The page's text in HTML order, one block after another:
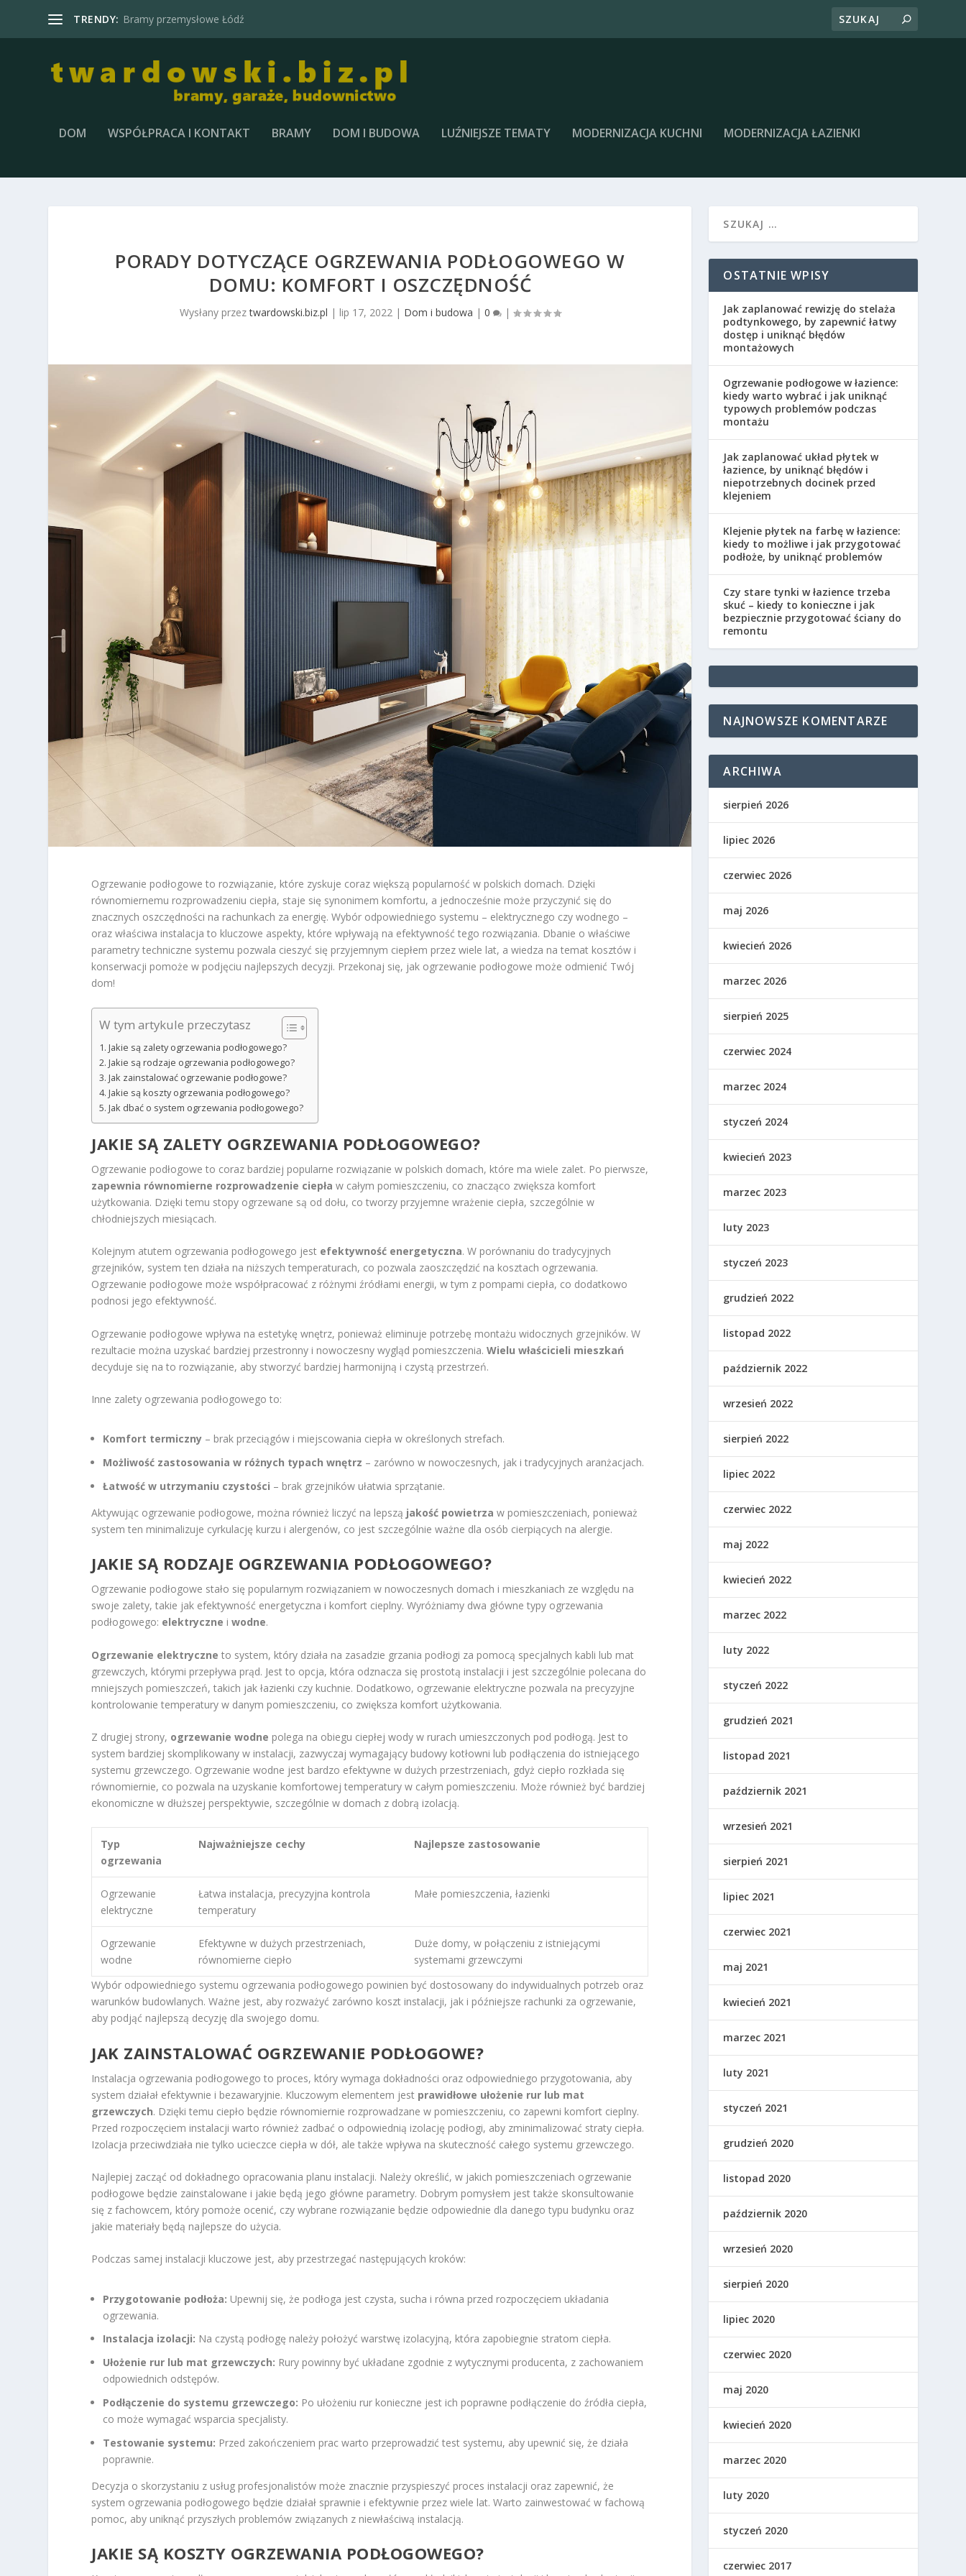
TRENDY: Brama garażowa segmentowa
DOM WSPÓŁPRACA I KONTAKT BRAMY DOM I BUDOWA LUŹNIEJSZE TEMATY MODERNIZACJA KUCHNI MODERNIZACJA ŁAZIENKI
PORADY DOTYCZĄCE OGRZEWANIA PODŁOGOWEGO W
DOMU: KOMFORT I OSZCZĘDNOŚĆ
Wysłany przeztwardowski.biz.pl | lip 17, 2022| Dom i budowa | 0 |
Ogrzewanie podłogowe to rozwiązanie, które zyskuje coraz większą popularność w polskich domach. Dzięki
równomiernemu rozprowadzeniu ciepła, staje się synonimem komfortu, a jednocześnie może przyczynić się do
znacznych oszczędności na rachunkach za energię. Wybór odpowiedniego systemu – elektrycznego czy wodnego –
oraz właściwa instalacja to kluczowe aspekty, które wpływają na efektywność tego rozwiązania. Dbanie o właściwe
parametry techniczne systemu pozwala cieszyć się przyjemnym ciepłem przez wiele lat, a wiedza na temat kosztów i
konserwacji pomoże w podjęciu najlepszych decyzji. Przekonaj się, jak ogrzewanie podłogowe może odmienić Twój
dom!
W tym artykule przeczytasz
Jakie są zalety ogrzewania podłogowego?
Jakie są rodzaje ogrzewania podłogowego?
Jak zainstalować ogrzewanie podłogowe?
Jakie są koszty ogrzewania podłogowego?
Jak dbać o system ogrzewania podłogowego?
JAKIE SĄ ZALETY OGRZEWANIA PODŁOGOWEGO?
Ogrzewanie podłogowe to coraz bardziej popularne rozwiązanie w polskich domach, które ma wiele zalet. Po pierwsze,
zapewnia równomierne rozprowadzenie ciepła w całym pomieszczeniu, co znacząco zwiększa komfort
użytkowania. Dzięki temu stopy ogrzewane są od dołu, co tworzy przyjemne wrażenie ciepła, szczególnie w
chłodniejszych miesiącach.
Kolejnym atutem ogrzewania podłogowego jest efektywność energetyczna. W porównaniu do tradycyjnych
grzejników, system ten działa na niższych temperaturach, co pozwala zaoszczędzić na kosztach ogrzewania.
Ogrzewanie podłogowe może współpracować z różnymi źródłami energii, w tym z pompami ciepła, co dodatkowo
podnosi jego efektywność.
Ogrzewanie podłogowe wpływa na estetykę wnętrz, ponieważ eliminuje potrzebę montażu widocznych grzejników. W
rezultacie można uzyskać bardziej przestronny i nowoczesny wygląd pomieszczenia.Wielu właścicieli mieszkań
decyduje się na to rozwiązanie, aby stworzyć bardziej harmonijną i czystą przestrzeń.
Inne zalety ogrzewania podłogowego to:
Komfort termiczny – brak przeciągów i miejscowania ciepła w określonych strefach.
Możliwość zastosowania w różnych typach wnętrz – zarówno w nowoczesnych, jak i tradycyjnych aranżacjach.
Łatwość w utrzymaniu czystości – brak grzejników ułatwia sprzątanie.
Aktywując ogrzewanie podłogowe, można również liczyć na lepszą jakość powietrza w pomieszczeniach, ponieważ
system ten minimalizuje cyrkulację kurzu i alergenów, co jest szczególnie ważne dla osób cierpiących na alergie.
JAKIE SĄ RODZAJE OGRZEWANIA PODŁOGOWEGO?
Ogrzewanie podłogowe stało się popularnym rozwiązaniem w nowoczesnych domach i mieszkaniach ze względu na
swoje zalety, takie jak efektywność energetyczna i komfort cieplny. Wyróżniamy dwa główne typy ogrzewania
podłogowego: elektryczne iwodne.
Ogrzewanie elektryczne to system, który działa na zasadzie grzania podłogi za pomocą specjalnych kabli lub mat
grzewczych, którymi przepływa prąd. Jest to opcja, która odznacza się prostotą instalacji i jest szczególnie polecana do
mniejszych pomieszczeń, takich jak łazienki czy kuchnie. Dodatkowo, ogrzewanie elektryczne pozwala na precyzyjne
kontrolowanie temperatury w danym pomieszczeniu, co zwiększa komfort użytkowania.
Z drugiej strony, ogrzewanie wodne polega na obiegu ciepłej wody w rurach umieszczonych pod podłogą. Jest to
system bardziej skomplikowany w instalacji, zazwyczaj wymagający budowy kotłowni lub podłączenia do istniejącego
systemu grzewczego. Ogrzewanie wodne jest bardzo efektywne w dużych przestrzeniach, gdyż ciepło rozkłada się
równomiernie, co pozwala na uzyskanie komfortowej temperatury w całym pomieszczeniu. Może również być bardziej
ekonomiczne w dłuższej perspektywie, szczególnie w domach z dobrą izolacją.
Typ
ogrzewania
Najważniejsze cechy Najlepsze zastosowanie
Ogrzewanie
elektryczne
Łatwa instalacja, precyzyjna kontrola
temperatury
Małe pomieszczenia, łazienki
Ogrzewanie
wodne
Efektywne w dużych przestrzeniach,
równomierne ciepło
Duże domy, w połączeniu z istniejącymi
systemami grzewczymi
Wybór odpowiedniego systemu ogrzewania podłogowego powinien być dostosowany do indywidualnych potrzeb oraz
warunków budowlanych. Ważne jest, aby rozważyć zarówno koszt instalacji, jak i późniejsze rachunki za ogrzewanie,
aby podjąć najlepszą decyzję dla swojego domu.
JAK ZAINSTALOWAĆ OGRZEWANIE PODŁOGOWE?
Instalacja ogrzewania podłogowego to proces, który wymaga dokładności oraz odpowiedniego przygotowania, aby
system działał efektywnie i bezawaryjnie. Kluczowym elementem jest prawidłowe ułożenie rur lub mat
grzewczych. Dzięki temu ciepło będzie równomiernie rozprowadzane w pomieszczeniu, co zapewni komfort cieplny.
Przed rozpoczęciem instalacji warto również zadbać o odpowiednią izolację podłogi, aby zminimalizować straty ciepła.
Izolacja przeciwdziała nie tylko ucieczce ciepła w dół, ale także wpływa na skuteczność całego systemu grzewczego.
Najlepiej zacząć od dokładnego opracowania planu instalacji. Należy określić, w jakich pomieszczeniach ogrzewanie
podłogowe będzie zainstalowane i jakie będą jego główne parametry. Dobrym pomysłem jest także skonsultowanie
się z fachowcem, który pomoże ocenić, czy wybrane rozwiązanie będzie odpowiednie dla danego typu budynku oraz
jakie materiały będą najlepsze do użycia.
Podczas samej instalacji kluczowe jest, aby przestrzegać następujących kroków:
Przygotowanie podłoża: Upewnij się, że podłoga jest czysta, sucha i równa przed rozpoczęciem układania
ogrzewania.
Instalacja izolacji: Na czystą podłogę należy położyć warstwę izolacyjną, która zapobiegnie stratom ciepła.
Ułożenie rur lub mat grzewczych: Rury powinny być układane zgodnie z wytycznymi producenta, z zachowaniem
odpowiednich odstępów.
Podłączenie do systemu grzewczego: Po ułożeniu rur konieczne jest ich poprawne podłączenie do źródła ciepła,
co może wymagać wsparcia specjalisty.
Testowanie systemu: Przed zakończeniem prac warto przeprowadzić test systemu, aby upewnić się, że działa
poprawnie.
Decyzja o skorzystaniu z usług profesjonalistów może znacznie przyspieszyć proces instalacji oraz zapewnić, że
system ogrzewania podłogowego będzie działał sprawnie i efektywnie przez wiele lat. Warto zainwestować w fachową
pomoc, aby uniknąć przyszłych problemów związanych z niewłaściwą instalacją.
JAKIE SĄ KOSZTY OGRZEWANIA PODŁOGOWEGO?
OSTATNIE WPISY
Jak zaplanować rewizję do stelaża
podtynkowego, by zapewnić łatwy
dostęp i uniknąć błędów
montażowych
Ogrzewanie podłogowe w łazience:
kiedy warto wybrać i jak uniknąć
typowych problemów podczas
montażu
Jak zaplanować układ płytek w
łazience, by uniknąć błędów i
niepotrzebnych docinek przed
klejeniem
Klejenie płytek na farbę w łazience:
kiedy to możliwe i jak przygotować
podłoże, by uniknąć problemów
Czy stare tynki w łazience trzeba
skuć – kiedy to konieczne i jak
bezpiecznie przygotować ściany do
remontu
NAJNOWSZE KOMENTARZE
ARCHIWA
sierpień 2026
lipiec 2026
czerwiec 2026
maj 2026
kwiecień 2026
marzec 2026
sierpień 2025
czerwiec 2024
marzec 2024
styczeń 2024
kwiecień 2023
marzec 2023
luty 2023
styczeń 2023
grudzień 2022
listopad 2022
październik 2022
wrzesień 2022
sierpień 2022
lipiec 2022
czerwiec 2022
maj 2022
kwiecień 2022
marzec 2022
luty 2022
styczeń 2022
grudzień 2021
listopad 2021
październik 2021
wrzesień 2021
sierpień 2021
lipiec 2021
czerwiec 2021
maj 2021
kwiecień 2021
marzec 2021
luty 2021
styczeń 2021
grudzień 2020
listopad 2020
październik 2020
wrzesień 2020
sierpień 2020
lipiec 2020
czerwiec 2020
maj 2020
kwiecień 2020
marzec 2020
luty 2020
styczeń 2020
czerwiec 2017